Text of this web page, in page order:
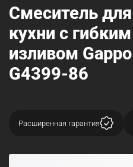
Смеситель для
кухни с гибким
изливом Gappo
G4399-86
Расширенная гарантия